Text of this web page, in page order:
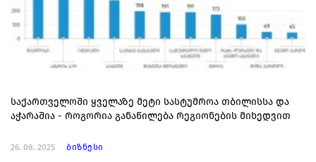
საქართველოში ყველაზე მეტი სასტუმროა თბილისსა და
აჭარაშია - როგორია განაწილება რეგიონების მიხედვით
26. 08. 2025 ბიზნესი